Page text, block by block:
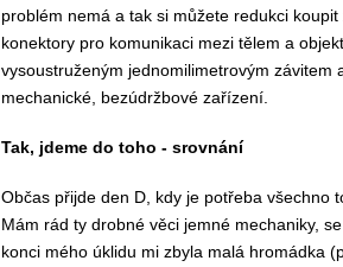
problém nemá a tak si můžete redukci
konektory pro komunikaci mezi tělem a
vysoustruženým jednomilimetrovým
mechanické, bezúdržbové zařízení.
Tak, jdeme do toho - srovnání
Občas přijde den D, kdy je potřeba všechno
Mám rád ty drobné věci jemné mechaniky,
konci mého úklidu mi zbyla malá hromádka